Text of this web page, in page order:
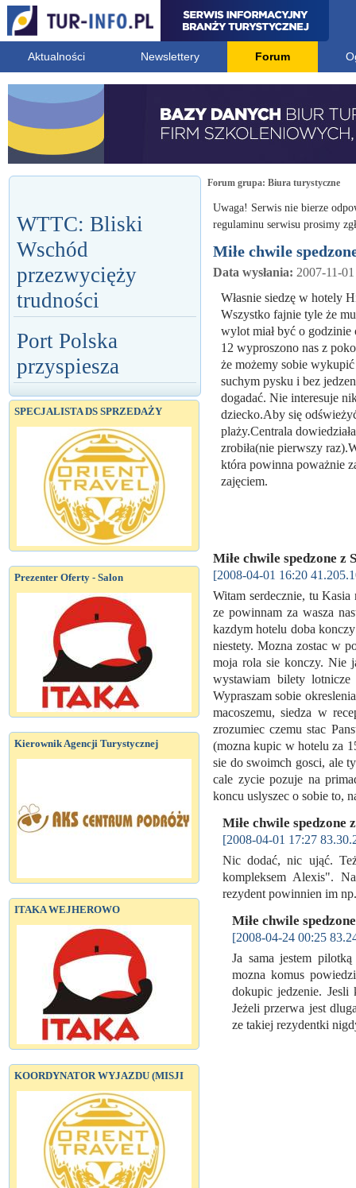
Aktualności Newslettery Forum
WTTC: Bliski
Wschód
przezwycięży
trudności
Port Polska
przyspiesza
SPECJALISTA DS SPRZEDAŻY
Prezenter Oferty - Salon
Kierownik Agencji Turystycznej
ITAKA WEJHEROWO
KOORDYNATOR WYJAZDU (MISJI
Forum grupa: Biura turystyczne
Uwaga! Serwis nie bierze
regulaminu serwisu prosimy
Miłe chwile
Data wysłania: 2007-11-
Własnie siedzę w hotely
Wszystko fajnie tyle że
wylot miał być o godzinie
12 wyproszono nas z
że możemy sobie
suchym pysku i bez
dogadać. Nie interesuje
dziecko.Aby się
plaży.Centrala
zrobiła(nie pierwszy
która powinna poważnie
zajęciem.
Miłe chwile spedzone z
[2008-04-01 16:20
Witam serdecznie, tu
ze powinnam za wasza
kazdym hotelu doba
niestety. Mozna zostac w
moja rola sie konczy. Nie
wystawiam bilety
Wypraszam sobie
macoszemu, siedza w
zrozumiec czemu stac
(mozna kupic w hotelu za
sie do swoimch gosci, ale
cale zycie pozuje na
koncu uslyszec o sobie to,
Miłe chwile spedzone
[2008-04-01 17:27
Nic dodać, nic ująć.
kompleksem Alexis".
rezydent powinnien im
Miłe chwile
[2008-04-24 00:25
Ja sama jestem
mozna komus
dokupic jedzenie.
Jeżeli przerwa jest
ze takiej rezydentki